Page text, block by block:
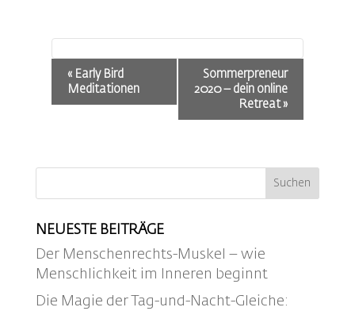
Veranstaltung-
Navigation
«Early Bird
Meditationen
Sommerpreneur
2020 – dein online
Retreat»
NEUESTE BEITRÄGE
Der Menschenrechts-Muskel – wie
Menschlichkeit im Inneren beginnt
Die Magie der Tag-und-Nacht-Gleiche: